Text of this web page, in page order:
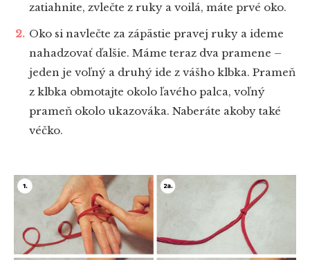
zatiahnite, zvlečte z ruky a voilá, máte prvé oko.
Oko si navlečte za zápästie pravej ruky a ideme
nahadzovať ďalšie. Máme teraz dva pramene –
jeden je voľný a druhý ide z vášho klbka. Prameň
z klbka obmotajte okolo ľavého palca, voľný
prameň okolo ukazováka. Naberáte akoby také
véčko.